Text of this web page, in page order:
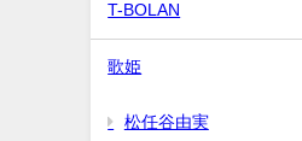
T-BOLAN
歌姫
松任谷由実